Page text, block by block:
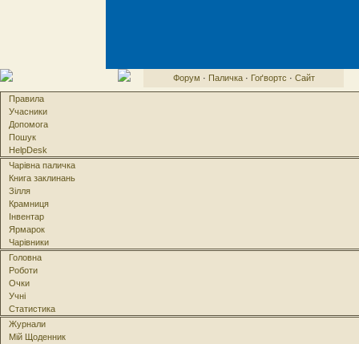
Форум · Паличка· Гоґвортс · Сайт
Правила
Учасники
Допомога
Пошук
HelpDesk
Чарівна паличка
Книга заклинань
Зілля
Крамниця
Інвентар
Ярмарок
Чарівники
Головна
Роботи
Очки
Учні
Статистика
Журнали
Мій Щоденник